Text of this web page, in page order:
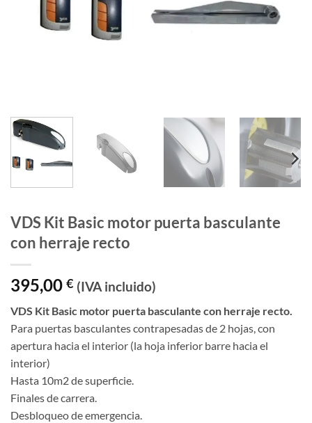
VDS Kit Basic motor puerta basculante
con herraje recto
395,00 € (IVA incluido)
VDS Kit Basic motor puerta basculante con herraje recto.
Para puertas basculantes contrapesadas de 2 hojas, con
apertura hacia el interior (la hoja inferior barre hacia el
interior)
Hasta 10m2 de superficie.
Finales de carrera.
Desbloqueo de emergencia.